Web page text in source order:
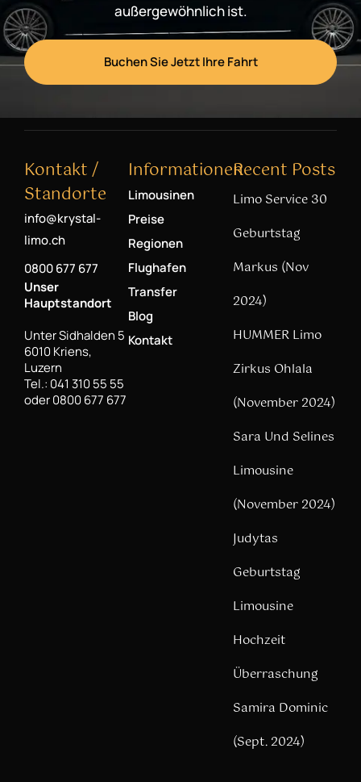
außergewöhnlich ist.
Buchen Sie Jetzt Ihre Fahrt
Kontakt /
Standorte
info@krystal-
limo.ch
0800 677 677
Unser
Hauptstandort
Unter Sidhalden 5
6010 Kriens,
Luzern
Tel.: 041 310 55 55
oder 0800 677 677
Informationen
Limousinen
Preise
Regionen
Flughafen
Transfer
Blog
Kontakt
Recent Posts
Limo Service 30
Geburtstag
Markus (Nov
2024)
HUMMER Limo
Zirkus Ohlala
(November 2024)
Sara Und Selines
Limousine
(November 2024)
Judytas
Geburtstag
Limousine
Hochzeit
Überraschung
Samira Dominic
(Sept. 2024)